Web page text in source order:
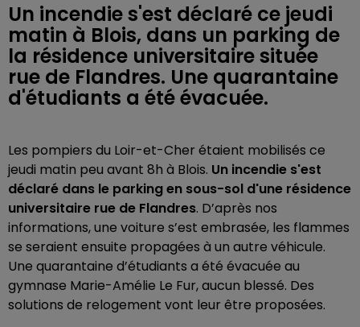
Un incendie s'est déclaré ce jeudi
matin à Blois, dans un parking de
la résidence universitaire située
rue de Flandres. Une quarantaine
d'étudiants a été évacuée.
Les pompiers du Loir-et-Cher étaient mobilisés ce
jeudi matin peu avant 8h à Blois. Un incendie s'est
déclaré dans le parking en sous-sol d'une résidence
universitaire rue de Flandres. D’après nos
informations, une voiture s’est embrasée, les flammes
se seraient ensuite propagées à un autre véhicule.
Une quarantaine d’étudiants a été évacuée au
gymnase Marie-Amélie Le Fur, aucun blessé. Des
solutions de relogement vont leur être proposées.